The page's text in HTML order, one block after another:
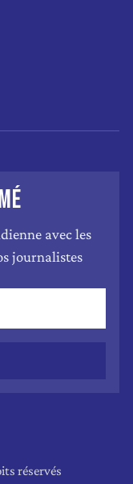
avec les
journalistes
réservés